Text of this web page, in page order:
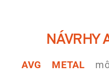
NÁVRHY
AVG METAL